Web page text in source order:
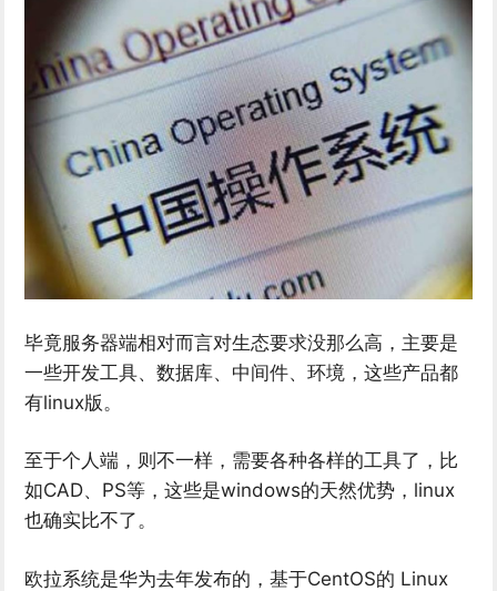
毕竟服务器端相对而言对生态要求没那么高，主要是
一些开发工具、数据库、中间件、环境，这些产品都
有linux版。
至于个人端，则不一样，需要各种各样的工具了，比
如CAD、PS等，这些是windows的天然优势，linux
也确实比不了。
欧拉系统是华为去年发布的，基于CentOS的 Linux